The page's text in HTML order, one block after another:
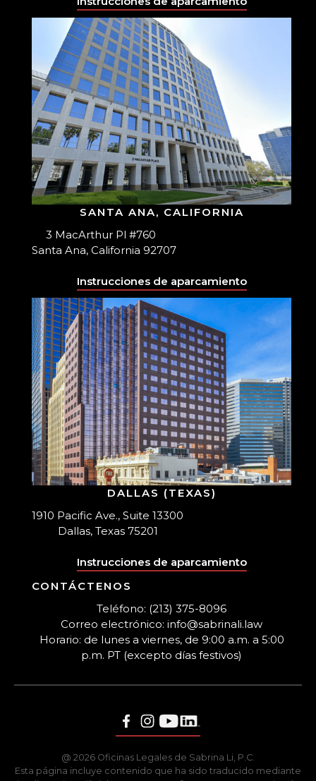
SANTA ANA, CALIFORNIA
3 MacArthur Pl #760
Santa Ana, California 92707
Instrucciones de aparcamiento
DALLAS (TEXAS)
1910 Pacific Ave., Suite 13300
Dallas, Texas 75201
Instrucciones de aparcamiento
CONTÁCTENOS
Teléfono: (213) 375-8096
Correo electrónico: info@sabrinali.law
Horario: de lunes a viernes, de 9:00 a.m. a 5:00
p.m. PT (excepto días festivos)
@ 2026 Oficinas Legales de Sabrina Li, P.C.
Esta página incluye contenido que ha sido traducido mediante